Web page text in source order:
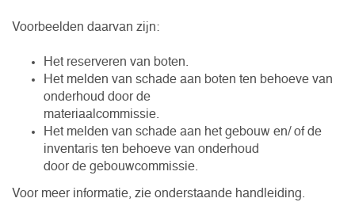
Voorbeelden daarvan zijn:
Het reserveren van boten.
Het melden van schade aan boten ten behoeve van
onderhoud door de
materiaalcommissie.
Het melden van schade aan het gebouw en/ of de
inventaris ten behoeve van onderhoud
door de gebouwcommissie.
Voor meer informatie, zie onderstaande handleiding.